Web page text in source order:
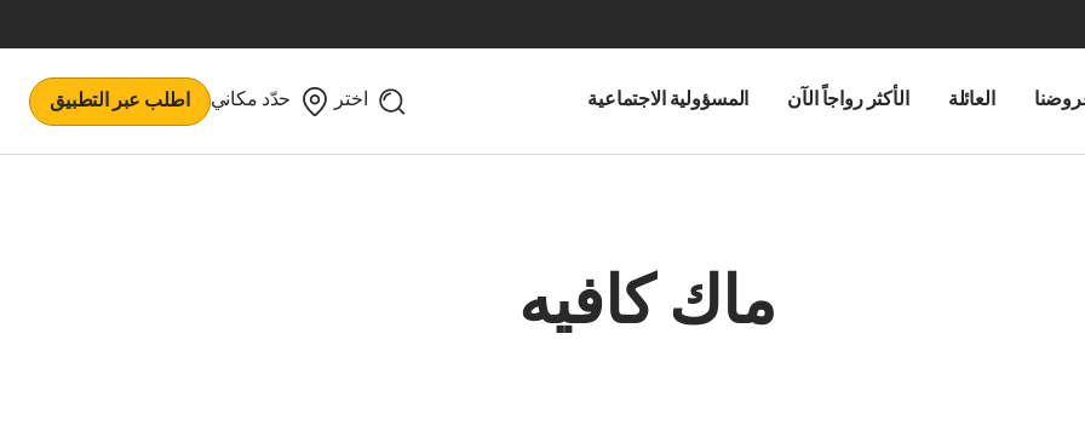
العائلة الأكثر رواجاً الآن المسؤولية الاجتماعية اختر حدّد مكاني اطلب عبر التطبيق
ماك كافيه